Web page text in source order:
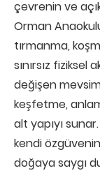
çevrenin ve
Orman
tırmanma,
sınırsız
değişen
keşfetme,
alt yapıyı
kendi
doğaya saygı